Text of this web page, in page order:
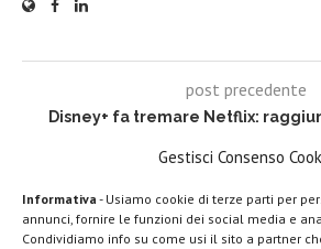
Gestisci Consenso
Informativa - Usiamo cookie di terze parti per
annunci, fornire le funzioni dei social media e
Condividiamo info su come usi il sito a partner
post precedente
Disney+ fa tremare Netflix:
Samsung spiega come
aggiornamenti per i